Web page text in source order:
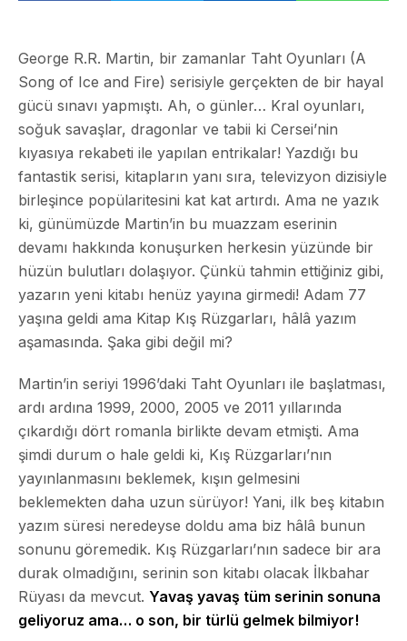
George R.R. Martin, bir zamanlar Taht Oyunları (A
Song of Ice and Fire) serisiyle gerçekten de bir hayal
gücü sınavı yapmıştı. Ah, o günler… Kral oyunları,
soğuk savaşlar, dragonlar ve tabii ki Cersei’nin
kıyasıya rekabeti ile yapılan entrikalar! Yazdığı bu
fantastik serisi, kitapların yanı sıra, televizyon dizisiyle
birleşince popülaritesini kat kat artırdı. Ama ne yazık
ki, günümüzde Martin’in bu muazzam eserinin
devamı hakkında konuşurken herkesin yüzünde bir
hüzün bulutları dolaşıyor. Çünkü tahmin ettiğiniz gibi,
yazarın yeni kitabı henüz yayına girmedi! Adam 77
yaşına geldi ama Kitap Kış Rüzgarları, hâlâ yazım
aşamasında. Şaka gibi değil mi?
Martin’in seriyi 1996’daki Taht Oyunları ile başlatması,
ardı ardına 1999, 2000, 2005 ve 2011 yıllarında
çıkardığı dört romanla birlikte devam etmişti. Ama
şimdi durum o hale geldi ki, Kış Rüzgarları’nın
yayınlanmasını beklemek, kışın gelmesini
beklemekten daha uzun sürüyor! Yani, ilk beş kitabın
yazım süresi neredeyse doldu ama biz hâlâ bunun
sonunu göremedik. Kış Rüzgarları’nın sadece bir ara
durak olmadığını, serinin son kitabı olacak İlkbahar
Rüyası da mevcut. Yavaş yavaş tüm serinin sonuna
geliyoruz ama… o son, bir türlü gelmek bilmiyor!